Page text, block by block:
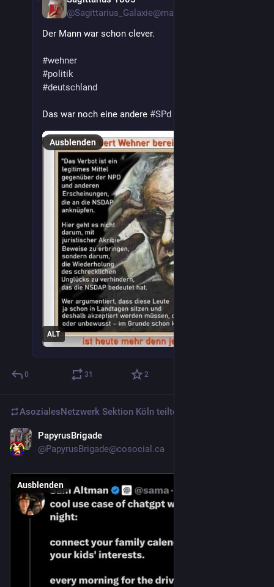
@Sagittarius_Galaxie@mastodon.social
Der Mann war schon clever.
#wehner
#politik
#deutschland
Das war noch eine andere #SPd
ALT
Ausblenden
0 31 2
AsozialesNetzwerk Sektion Köln teilte
PapyrusBrigade
@PapyrusBrigade@cosocial.ca
Ausblenden